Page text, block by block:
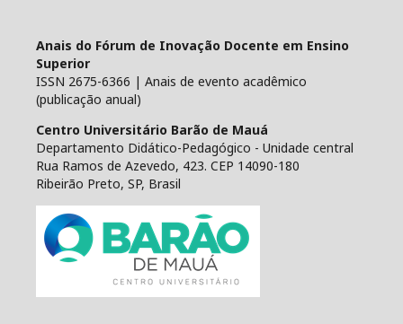
Anais do Fórum de Inovação Docente em Ensino
Superior
ISSN 2675-6366 | Anais de evento acadêmico
(publicação anual)
Centro Universitário Barão de Mauá
Departamento Didático-Pedagógico - Unidade central
Rua Ramos de Azevedo, 423. CEP 14090-180
Ribeirão Preto, SP, Brasil